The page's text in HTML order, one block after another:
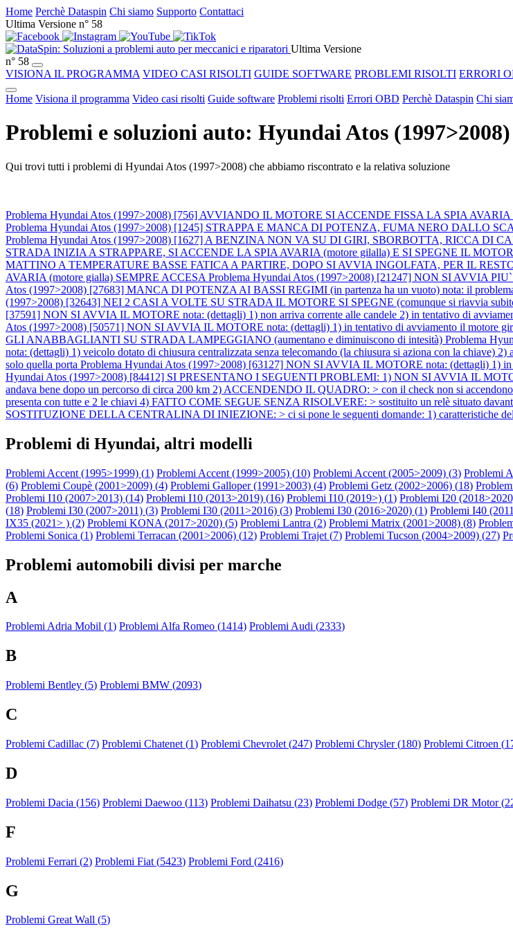
Home Perchè Dataspin Chi siamo Supporto Contattaci
Ultima Versione n° 58
Ultima Versione
n° 58
VISIONA IL PROGRAMMA VIDEO CASI RISOLTI GUIDE SOFTWARE PROBLEMI RISOLTI ERRORI
Home Visiona il programma Video casi risolti Guide software Problemi risolti Errori OBD Perchè Dataspin Chi
Problemi e soluzioni auto: Hyundai Atos (1997>2008)
Qui trovi tutti i problemi di Hyundai Atos (1997>2008) che abbiamo riscontrato e la relativa soluzione
Problema Hyundai Atos (1997>2008) [756] AVVIANDO IL MOTORE SI ACCENDE FISSA LA SPIA
Problema Hyundai Atos (1997>2008) [1245] STRAPPA E MANCA DI POTENZA, FUMA NERO DALLO
Problema Hyundai Atos (1997>2008) [1627] A BENZINA NON VA SU DI GIRI, SBORBOTTA, RICCA DI
STRADA INIZIA A STRAPPARE, SI ACCENDE LA SPIA AVARIA (motore gilalla) E SI SPEGNE IL
MATTINO A TEMPERATURE BASSE FATICA A PARTIRE, DOPO SI AVVIA INGOLFATA, PER IL
AVARIA (motore gialla) SEMPRE ACCESA Problema Hyundai Atos (1997>2008) [21247] NON SI AVVIA
Atos (1997>2008) [27683] MANCA DI POTENZA AI BASSI REGIMI (in partenza ha un vuoto) nota: il
(1997>2008) [32643] NEI 2 CASI A VOLTE SU STRADA IL MOTORE SI SPEGNE (comunque si riavvia
[37591] NON SI AVVIA IL MOTORE nota: (dettagli) 1) non arriva corrente alle candele 2) in tentativo di
Atos (1997>2008) [50571] NON SI AVVIA IL MOTORE nota: (dettagli) 1) in tentativo di avviamento il motore
GLI ANABBAGLIANTI SU STRADA LAMPEGGIANO (aumentano e diminuiscono di intesità) Problema
nota: (dettagli) 1) veicolo dotato di chiusura centralizzata senza telecomando (la chiusura si aziona con la chiave)
solo quella porta Problema Hyundai Atos (1997>2008) [63127] NON SI AVVIA IL MOTORE nota: (dettagli) 1) in
Hyundai Atos (1997>2008) [84412] SI PRESENTANO I SEGUENTI PROBLEMI: 1) NON SI AVVIA IL
andava bene dopo un percorso di circa 200 km 2) ACCENDENDO IL QUADRO: > con il check non si
presenta con tutte e 2 le chiavi 4) FATTO COME SEGUE SENZA RISOLVERE: > sostituito un relè situato
SOSTITUZIONE DELLA CENTRALINA DI INIEZIONE: > ci si pone le seguenti domande: 1) caratteristiche
Problemi di Hyundai, altri modelli
Problemi Accent (1995>1999) (1) Problemi Accent (1999>2005) (10) Problemi Accent (2005>2009) (3) Problemi
(6) Problemi Coupè (2001>2009) (4) Problemi Galloper (1991>2003) (4) Problemi Getz (2002>2006) (18)
Problemi I10 (2007>2013) (14) Problemi I10 (2013>2019) (16) Problemi I10 (2019>) (1) Problemi I20
(18) Problemi I30 (2007>2011) (3) Problemi I30 (2011>2016) (3) Problemi I30 (2016>2020) (1) Problemi I40
IX35 (2021> ) (2) Problemi KONA (2017>2020) (5) Problemi Lantra (2) Problemi Matrix (2001>2008) (8)
Problemi Sonica (1) Problemi Terracan (2001>2006) (12) Problemi Trajet (7) Problemi Tucson (2004>2009) (27)
Problemi automobili divisi per marche
A
Problemi Adria Mobil (1) Problemi Alfa Romeo (1414) Problemi Audi (2333)
B
Problemi Bentley (5) Problemi BMW (2093)
C
Problemi Cadillac (7) Problemi Chatenet (1) Problemi Chevrolet (247) Problemi Chrysler (180) Problemi Citroen (
D
Problemi Dacia (156) Problemi Daewoo (113) Problemi Daihatsu (23) Problemi Dodge (57) Problemi DR Motor (
F
Problemi Ferrari (2) Problemi Fiat (5423) Problemi Ford (2416)
G
Problemi Great Wall (5)